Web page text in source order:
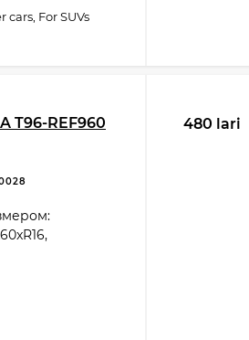
cars, For SUVs
T96-REF960
480 lari